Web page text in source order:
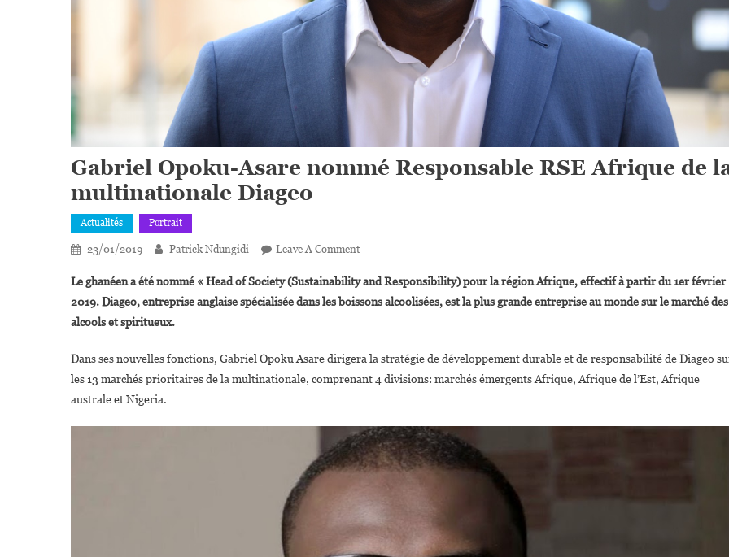
Gabriel Opoku-Asare nommé Responsable RSE Afrique de
multinationale Diageo
Actualités Portrait
23/01/2019 Patrick Ndungidi Leave A CommentOn
Opoku-
Asare
RSE
Afrique
Multinationale
Diageo
Le ghanéen a été nommé « Head of Society (Sustainability and Responsibility) pour la région Afrique, effectif à partir du 1er février
2019.Diageo, entreprise anglaise spécialisée dans les boissons alcoolisées, est la plus grande entreprise au monde sur le marché des
alcools et spiritueux.
Dans ses nouvelles fonctions, Gabriel Opoku Asare dirigera la stratégie de développement durable et de responsabilité de Diageo
les 13 marchés prioritaires de la multinationale, comprenant 4 divisions: marchés émergents Afrique, Afrique de l’Est, Afrique
australe et Nigeria.